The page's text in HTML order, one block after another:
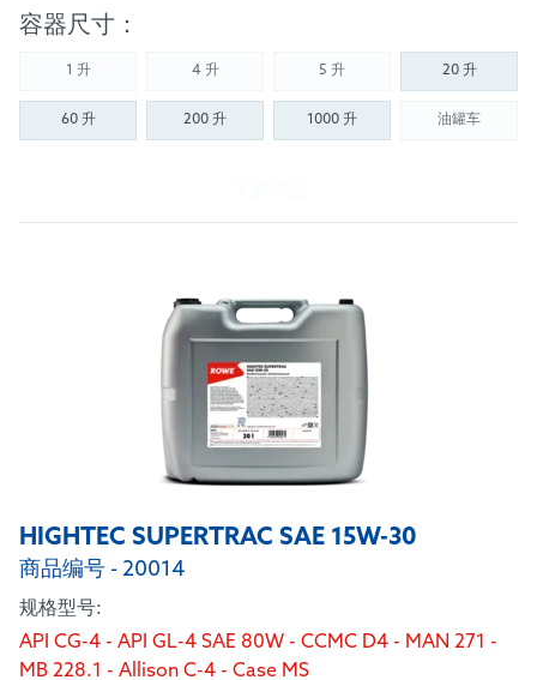
容器尺寸：
1 升(Not available) 4 升(Not available) 5 升(Not available) 20 升
60 升 200 升 1000 升 油罐车
(Not
HIGHTEC SUPERTRAC SAE 15W-30
商品编号 - 20014
规格型号:
API CG-4 - API GL-4 SAE 80W - CCMC D4 - MAN 271 -
MB 228.1 - Allison C-4 - Case MS